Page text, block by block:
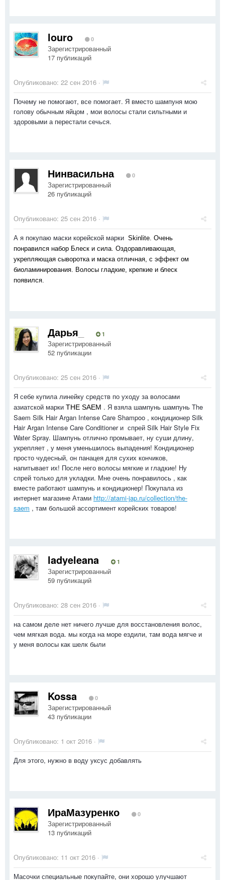
louro 0
Зарегистрированный
17 публикаций
Опубликовано: 22 сен 2016 ·
Почему не помогают, все помогает. Я вместо шампуня мою
голову обычным яйцом , мои волосы стали сильтными и
здоровыми а перестали сечься.
Нинвасильна 0
Зарегистрированный
26 публикаций
Опубликовано: 25 сен 2016 ·
А я покупаю маски корейской марки Skinlite. Очень
понравился набор Блеск и сила. Оздоравливающая,
укрепляющая сыворотка и маска отличная, с эффект ом
биоламинирования. Волосы гладкие, крепкие и блеск
появился.
Дарья_ 1
Зарегистрированный
52 публикации
Опубликовано: 25 сен 2016 ·
Я себе купила линейку средств по уходу за волосами
азиатской марки THE SAEM . Я взяла шампунь шампунь The
Saem Silk Hair Argan Intense Care Shampoo , кондиционер Silk
Hair Argan Intense Care Conditionerи спрей Silk Hair Style Fix
Water Spray. Шампунь отлично промывает, ну суши длину,
укрепляет , у меня уменьшилось выпадения! Кондиционер
просто чудесный, он панацея для сухих кончиков,
напитывает их! После него волосы мягкие и гладкие! Ну
спрей только для укладки. Мне очень понравилось , как
вместе работают шампунь и кондиционер! Покупала из
интернет магазине Атами http://atami-jap.ru/collection/the-
saem , там большой ассортимент корейских товаров!
ladyeleana 1
Зарегистрированный
59 публикаций
Опубликовано: 28 сен 2016 ·
на самом деле нет ничего лучше для восстановления волос,
чем мягкая вода. мы когда на море ездили, там вода мягче и
у меня волосы как шелк были
Kossa 0
Зарегистрированный
43 публикации
Опубликовано: 1 окт 2016 ·
Для этого, нужно в воду уксус добавлять
ИраМазуренко 0
Зарегистрированный
13 публикаций
Опубликовано: 11 окт 2016 ·
Масочки специальные покупайте, они хорошо улучшают